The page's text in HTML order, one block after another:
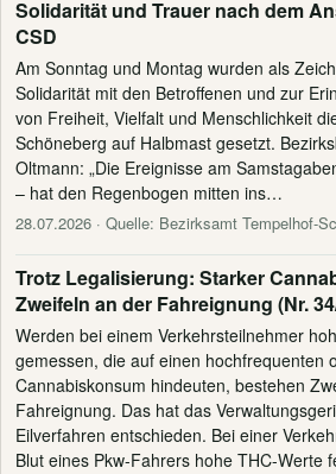
Solidarität und Trauer nach dem
CSD
Am Sonntag und Montag wurden als
Solidarität mit den Betroffenen und zur
von Freiheit, Vielfalt und Menschlichkeit
Schöneberg auf Halbmast gesetzt.
Oltmann: „Die Ereignisse am
– hat den Regenbogen mitten ins…
28.07.2026 · Quelle: Bezirksamt Tempelhof-
Trotz Legalisierung: Starker
Zweifeln an der Fahreignung (Nr.
Werden bei einem Verkehrsteilnehmer
gemessen, die auf einen hochfrequenten
Cannabiskonsum hindeuten, bestehen
Fahreignung. Das hat das
Eilverfahren entschieden. Bei einer
Blut eines Pkw-Fahrers hohe THC-Werte